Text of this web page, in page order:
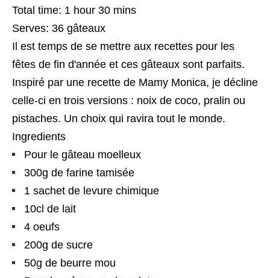
Total time: 1 hour 30 mins
Serves: 36 gâteaux
Il est temps de se mettre aux recettes pour les
fêtes de fin d'année et ces gâteaux sont parfaits.
Inspiré par une recette de Mamy Monica, je décline
celle-ci en trois versions : noix de coco, pralin ou
pistaches. Un choix qui ravira tout le monde.
Ingredients
Pour le gâteau moelleux
300g de farine tamisée
1 sachet de levure chimique
10cl de lait
4 oeufs
200g de sucre
50g de beurre mou